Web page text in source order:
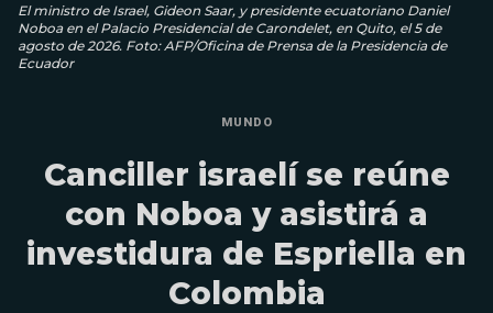
El ministro de Israel, Gideon Saar, y presidente ecuatoriano Daniel
Noboa en el Palacio Presidencial de Carondelet, en Quito, el 5 de
agosto de 2026. Foto: AFP/Oficina de Prensa de la Presidencia de
Ecuador
MUNDO
Canciller israelí se reúne
con Noboa y asistirá a
investidura de Espriella en
Colombia